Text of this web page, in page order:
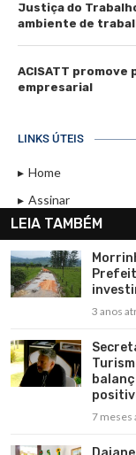
Justiça do
ambiente de
ACISATT
empresarial
LINKS ÚTEIS
Home
Assinar
Contato
Política de
Rádio Maristela -
ASSINE
Copyright 2026 – Todos
Agência de Marketing
LEIA TAMBÉM
3 anos
7 meses